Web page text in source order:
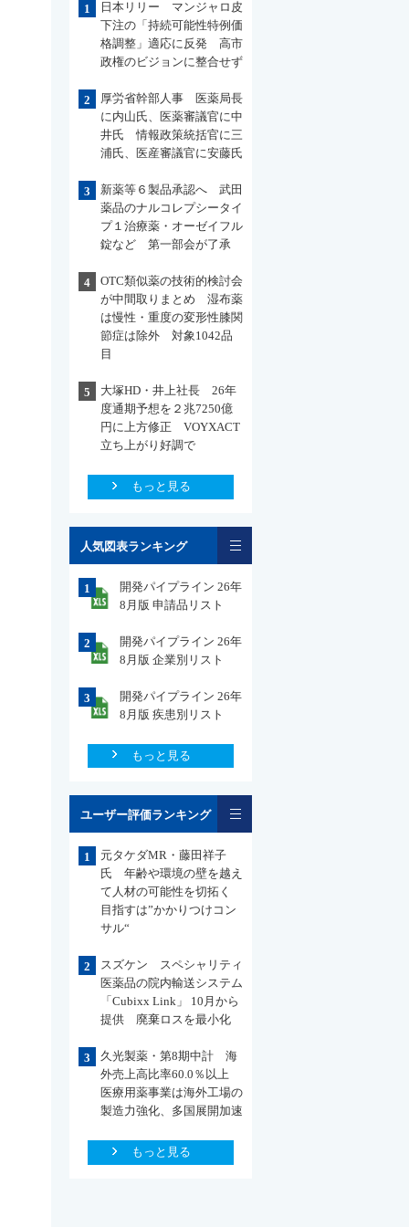
1
日本リリー マンジャロ皮
下注の「持続可能性特例価
格調整」適応に反発 高市
政権のビジョンに整合せず
2
厚労省幹部人事 医薬局長
に内山氏、医薬審議官に中
井氏 情報政策統括官に三
浦氏、医産審議官に安藤氏
3
新薬等６製品承認へ 武田
薬品のナルコレプシータイ
プ１治療薬・オーゼイフル
錠など 第一部会が了承
4
OTC類似薬の技術的検討会
が中間取りまとめ 湿布薬
は慢性・重度の変形性膝関
節症は除外 対象1042品
目
5
大塚HD・井上社長 26年
度通期予想を２兆7250億
円に上方修正 VOYXACT
立ち上がり好調で
もっと見る
人気図表ランキング
1
開発パイプライン 26年
8月版 申請品リスト
2
開発パイプライン 26年
8月版 企業別リスト
3
開発パイプライン 26年
8月版 疾患別リスト
もっと見る
ユーザー評価ランキング
1
元タケダMR・藤田祥子
氏 年齢や環境の壁を越え
て人材の可能性を切拓く
目指すは”かかりつけコン
サル“
2
スズケン スペシャリティ
医薬品の院内輸送システム
「Cubixx Link」 10月から
提供 廃棄ロスを最小化
3
久光製薬・第8期中計 海
外売上高比率60.0％以上
医療用薬事業は海外工場の
製造力強化、多国展開加速
もっと見る